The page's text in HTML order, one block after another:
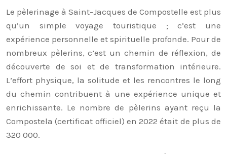
Le pèlerinage à Saint-Jacques de Compostelle est plus
qu’un simple voyage touristique ; c’est une
expérience personnelle et spirituelle profonde. Pour de
nombreux pèlerins, c’est un chemin de réflexion, de
découverte de soi et de transformation intérieure.
L’effort physique, la solitude et les rencontres le long
du chemin contribuent à une expérience unique et
enrichissante. Le nombre de pèlerins ayant reçu la
Compostela (certificat officiel) en 2022 était de plus de
320 000.